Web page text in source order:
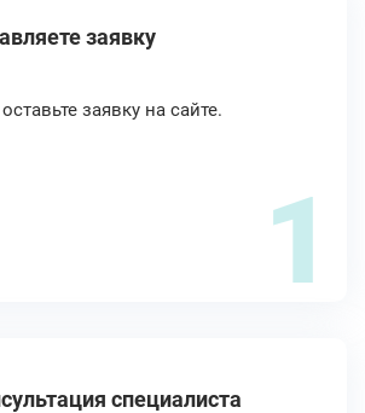
заявку
заявку на сайте.
1
специалиста